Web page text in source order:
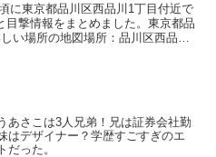
に東京都品川区西品川1丁目付近で
目撃情報をまとめました。東京都品
い場所の地図場所：品川区西品川
あさこは3人兄弟！兄は証券会社勤
はデザイナー？学歴すごすぎのエ
だった。